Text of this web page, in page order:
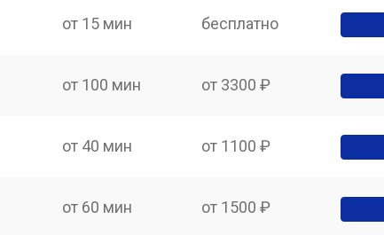
от 15 мин бесплатно
от 100 мин от 3300 ₽
от 40 мин от 1100 ₽
от 60 мин от 1500 ₽